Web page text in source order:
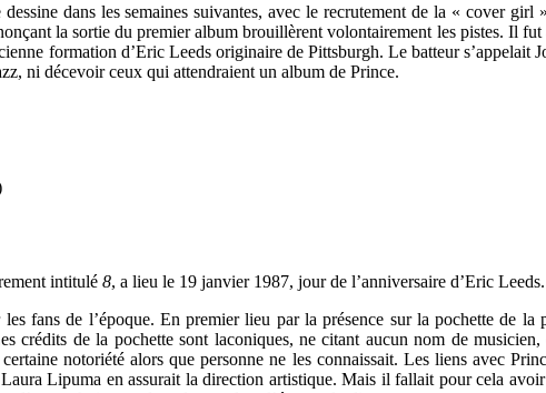
dans les semaines suivantes, avec le recrutement de la « cover girl »
la sortie du premier album brouillèrent volontairement les pistes. Il
formation d’Eric Leeds originaire de Pittsburgh. Le batteur s’appelait
ni décevoir ceux qui attendraient un album de Prince.
intitulé 8, a lieu le 19 janvier 1987, jour de l’anniversaire d’Eric Leeds.
les fans de l’époque. En premier lieu par la présence sur la pochette de la
crédits de la pochette sont laconiques, ne citant aucun nom de
notoriété alors que personne ne les connaissait. Les liens avec
Lipuma en assurait la direction artistique. Mais il fallait pour cela